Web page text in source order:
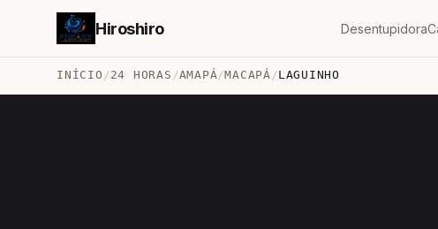
Hiroshiro Desentupidora
INÍCIO /24 HORAS /AMAPÁ/MACAPÁ /LAGUINHO